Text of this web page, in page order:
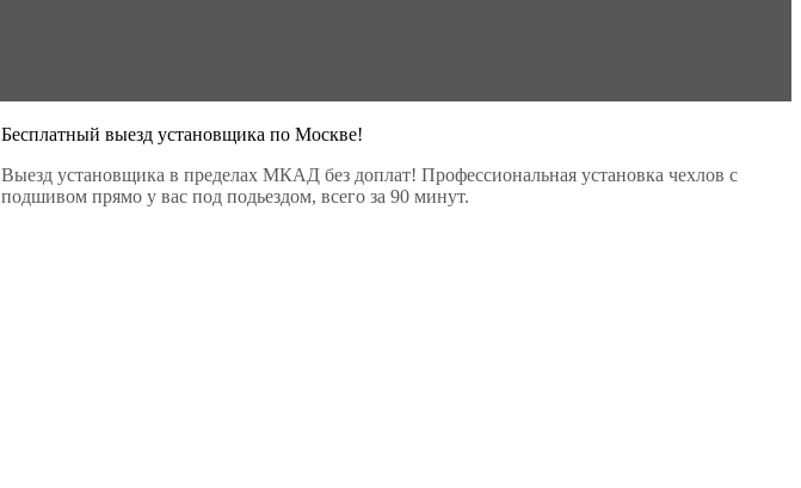
Бесплатный выезд установщика по Москве!
Выезд установщика в пределах МКАД без доплат! Профессиональная установка чехлов с
подшивом прямо у вас под подьездом, всего за 90 минут.